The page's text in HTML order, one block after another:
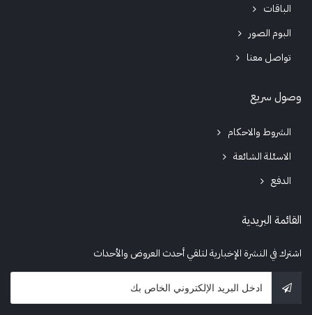
الباقات
البوم الصور
تواصل معنا
وصول سريع
الشروط والاحكام
الاسئلة الشائعة
الدفع
القائمة البريدية
اشترك في النشرة الإخبارية لتلقي أحدث العروض والأحداث